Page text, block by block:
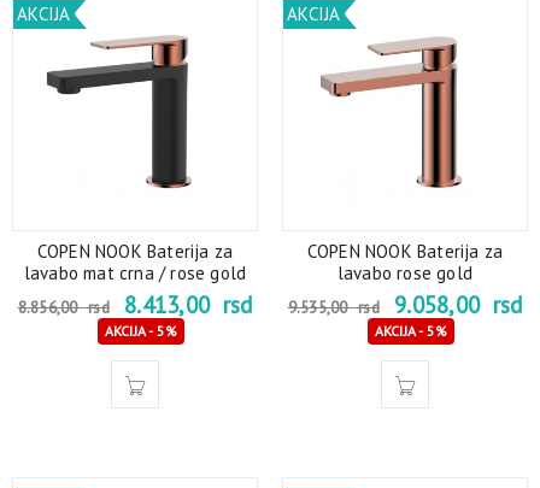
AKCIJA
COPEN NOOK Baterija za
lavabo mat crna / rose gold
8.856,00rsd 8.413,00 rsd
AKCIJA - 5%
AKCIJA
COPEN NOOK Baterija za
lavabo rose gold
9.535,00rsd 9.058,00 rsd
AKCIJA - 5%